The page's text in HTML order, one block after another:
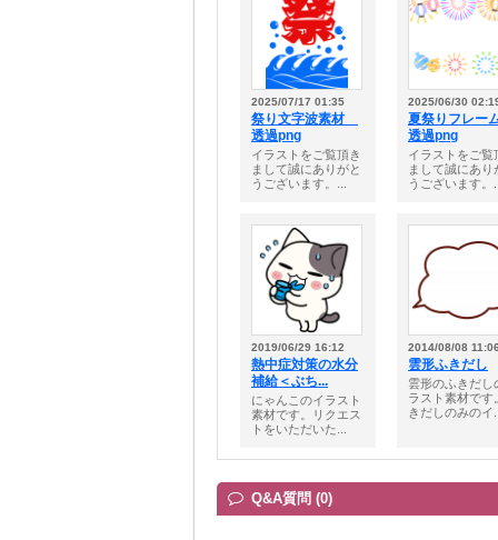
2025/07/17 01:35
祭り文字波素材
透過png
イラストをご覧頂き
まして誠にありがと
うございます。...
2025/06/30
夏祭りフレ
透過png
イラストをご覧
まして誠にあり
うございます。
2019/06/29 16:12
熱中症対策の水分
補給＜ぶち...
にゃんこのイラスト
素材です。リクエス
トをいただいた...
2014/08/08
雲形ふきだし
雲形のふきだし
ラスト素材です
きだしのみのイ
Q&A質問 (0)